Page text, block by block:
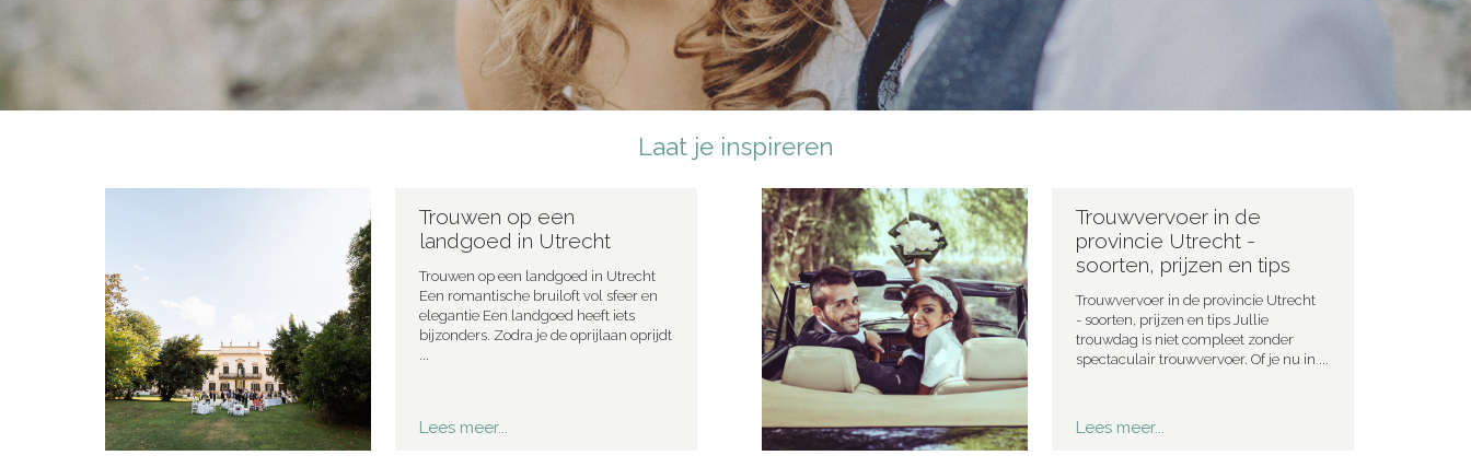
Laat je inspireren
Trouwen op een
landgoed in Utrecht
Trouwen op een landgoed in Utrecht
Een romantische bruiloft vol sfeer en
elegantie Een landgoed heeft iets
bijzonders. Zodra je de oprijlaan oprijdt
...
Lees meer...
Trouwvervoer in de
provincie Utrecht -
soorten, prijzen en tips
Trouwvervoer in de provincie Utrecht
- soorten, prijzen en tips Jullie
trouwdag is niet compleet zonder
spectaculair trouwvervoer. Of je nu in ...
Lees meer...